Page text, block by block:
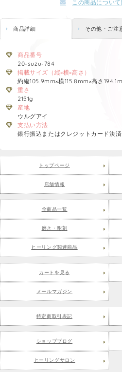
この商品につい
商品詳細 その他・ご注
商品番号
20-suzu-784
掲載サイズ（縦×横×高さ）
約縦105.9mm×横115.8mm×高さ
重さ
2151g
産地
ウルグアイ
支払い方法
銀行振込またはクレジットカード決済
トップページ
店舗情報
全商品一覧
磨き・彫刻
ヒーリング関連商品
カートを見る
メールマガジン
特定商取引表記
ショップブログ
ヒーリングサロン